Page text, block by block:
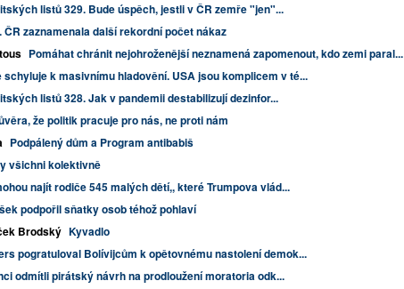
listů 329. Bude úspěch, jestli v ČR zemře "jen"...
zaznamenala další rekordní počet nákaz
Pomáhat chránit nejohroženější neznamená zapomenout, kdo zemi paral...
schyluje k masivnímu hladovění. USA jsou komplicem v té...
listů 328. Jak v pandemii destabilizují dezinfor...
že politik pracuje pro nás, ne proti nám
Podpálený dům a Program antibabiš
všichni kolektivně
najít rodiče 545 malých dětí,, které Trumpova vlád...
podpořil sňatky osob téhož pohlaví
Brodský Kyvadlo
pogratuloval Bolívijcům k opětovnému nastolení demok...
odmítli pirátský návrh na prodloužení moratoria odk...